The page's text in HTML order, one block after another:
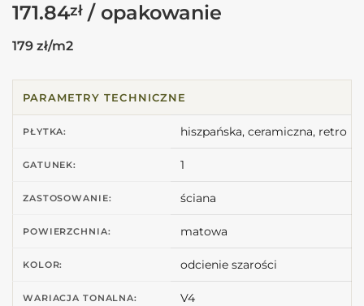
171.84zł
179 zł/m2
PARAMETRY TECHNICZNE
PŁYTKA: hiszpańska, ceramiczna, retro
GATUNEK: 1
ZASTOSOWANIE: ściana
POWIERZCHNIA: matowa
KOLOR: odcienie szarości
WARIACJA TONALNA: V4